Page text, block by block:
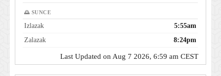
🌅 SUNCE
Izlazak
5:55am
Zalazak
8:24pm
Last Updated on Aug 7 2026, 6:59 am CEST